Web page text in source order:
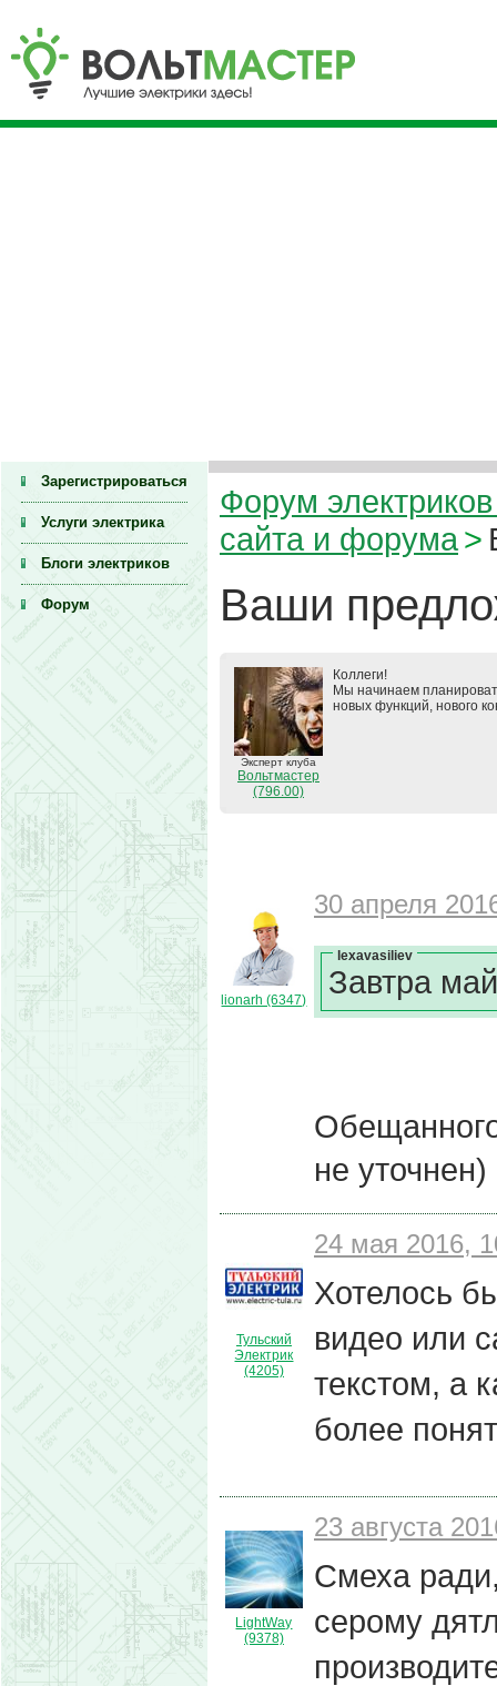
Зарегистрироваться
Услуги электрика
Блоги электриков
Форум
Форум электриков
сайта и форума>
Ваши
Эксперт клуба
Вольтмастер
(796.00)
Коллеги!
Мы начинаем
новых функций, нового
lionarh (6347)
30 апреля
lexavasiliev
Завтра
не уточнен)
Тульский
Электрик
(4205)
24 мая 2016,
Хотелось
видео или
текстом, а
более
LightWay
(9378)
23 августа
Смеха
серому